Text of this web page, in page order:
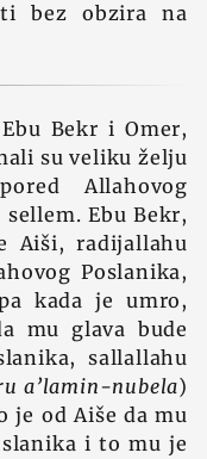
bez obzira na
Bekr i Omer,
su veliku želju
Allahovog
Ebu Bekr,
Aiši, radijallahu
Poslanika,
kada je umro,
mu glava bude
sallallahu
a’lamin-nubela)
je od Aiše da mu
i to mu je